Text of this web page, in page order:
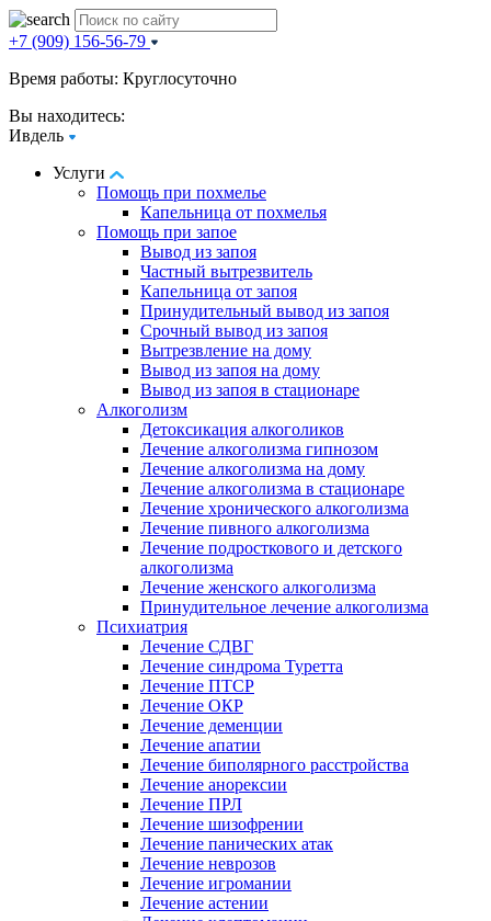
+7 (909) 156-56-79
Время работы: Круглосуточно
Вы находитесь:
Ивдель
Услуги
Помощь при похмелье
Капельница от похмелья
Помощь при запое
Вывод из запоя
Частный вытрезвитель
Капельница от запоя
Принудительный вывод из запоя
Срочный вывод из запоя
Вытрезвление на дому
Вывод из запоя на дому
Вывод из запоя в стационаре
Алкоголизм
Детоксикация алкоголиков
Лечение алкоголизма гипнозом
Лечение алкоголизма на дому
Лечение алкоголизма в стационаре
Лечение хронического алкоголизма
Лечение пивного алкоголизма
Лечение подросткового и детского
алкоголизма
Лечение женского алкоголизма
Принудительное лечение алкоголизма
Психиатрия
Лечение СДВГ
Лечение синдрома Туретта
Лечение ПТСР
Лечение ОКР
Лечение деменции
Лечение апатии
Лечение биполярного расстройства
Лечение анорексии
Лечение ПРЛ
Лечение шизофрении
Лечение панических атак
Лечение неврозов
Лечение игромании
Лечение астении